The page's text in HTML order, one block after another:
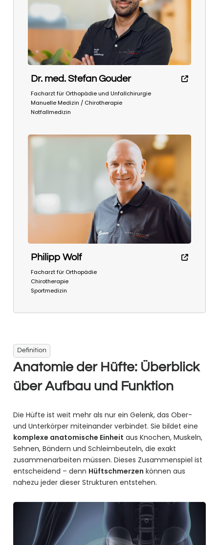
Dr. med. Stefan Gouder
Facharzt für Orthopädie und Unfallchirurgie
Manuelle Medizin / Chirotherapie
Notfallmedizin
Philipp Wolf
Facharzt für Orthopädie
Chirotherapie
Sportmedizin
Definition
Anatomie der Hüfte: Überblick
über Aufbau und Funktion
Die Hüfte ist weit mehr als nur ein Gelenk, das Ober-
und Unterkörper miteinander verbindet. Sie bildet eine
komplexe anatomische Einheit aus Knochen, Muskeln,
Sehnen, Bändern und Schleimbeuteln, die exakt
zusammenarbeiten müssen. Dieses Zusammenspiel ist
entscheidend – denn Hüftschmerzen können aus
nahezu jeder dieser Strukturen entstehen.